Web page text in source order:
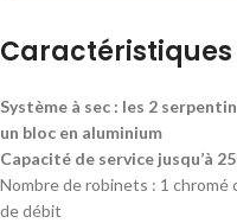
Caractéristiques
Système à sec : les 2
un bloc en aluminium
Capacité de service jusqu’à
Nombre de robinets : 1
de débit